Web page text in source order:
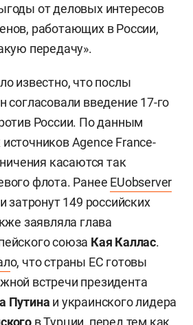
от деловых интересов
работающих в России,
передачу».
известно, что послы
согласовали введение 17-го
России. По данным
Agence France-
касаются так
флота. Ранее EUobserver
затронут 149 российских
заявляла глава
союза Кая Каллас.
о, что страны ЕС готовы
встречи президента
Путина и украинского лидера
в Турции, перед тем как